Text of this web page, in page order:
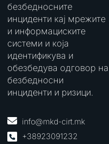
безбедносните
инциденти кај мрежите
и информациските
системи и која
идентификува и
обезбедува одговор на
безбедносни
инциденти и ризици.
info@mkd-cirt.mk
+38923091232